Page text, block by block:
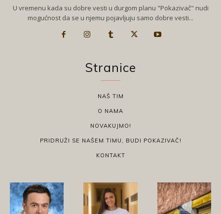
U vremenu kada su dobre vesti u durgom planu "Pokazivač" nudi
mogućnost da se u njemu pojavljuju samo dobre vesti...
Stranice
NAŠ TIM
O NAMA
NOVAKUJMO!
PRIDRUŽI SE NAŠEM TIMU, BUDI POKAZIVAČ!
KONTAKT